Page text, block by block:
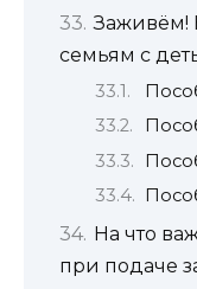
Заживём!
семьям с
На что
при подаче